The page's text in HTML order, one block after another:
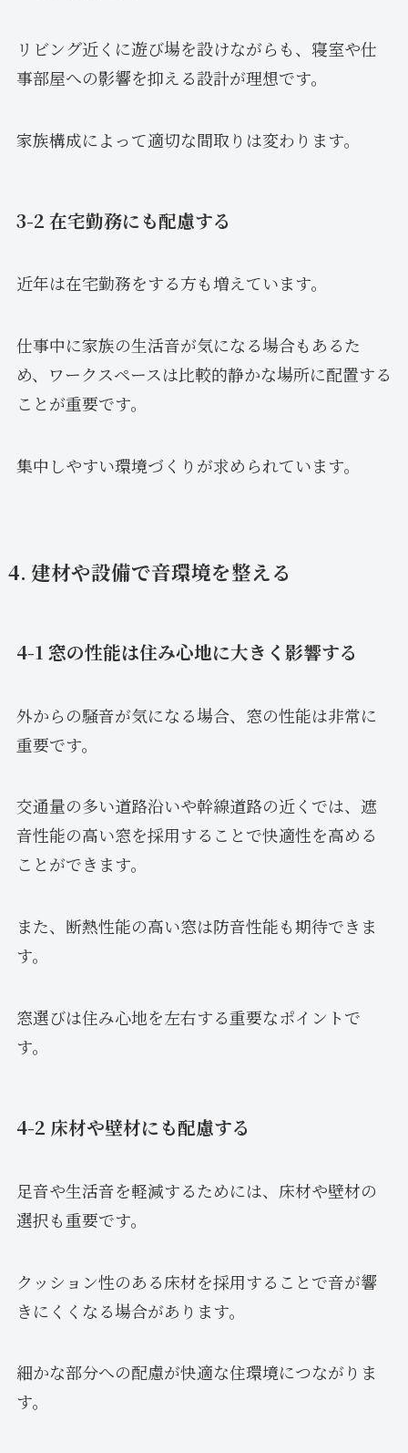
リビング近くに遊び場を設けながらも、寝室や仕
事部屋への影響を抑える設計が理想です。
家族構成によって適切な間取りは変わります。
3-2 在宅勤務にも配慮する
近年は在宅勤務をする方も増えています。
仕事中に家族の生活音が気になる場合もあるた
め、ワークスペースは比較的静かな場所に配置する
ことが重要です。
集中しやすい環境づくりが求められています。
4. 建材や設備で音環境を整える
4-1 窓の性能は住み心地に大きく影響する
外からの騒音が気になる場合、窓の性能は非常に
重要です。
交通量の多い道路沿いや幹線道路の近くでは、遮
音性能の高い窓を採用することで快適性を高める
ことができます。
また、断熱性能の高い窓は防音性能も期待できま
す。
窓選びは住み心地を左右する重要なポイントで
す。
4-2 床材や壁材にも配慮する
足音や生活音を軽減するためには、床材や壁材の
選択も重要です。
クッション性のある床材を採用することで音が響
きにくくなる場合があります。
細かな部分への配慮が快適な住環境につながりま
す。